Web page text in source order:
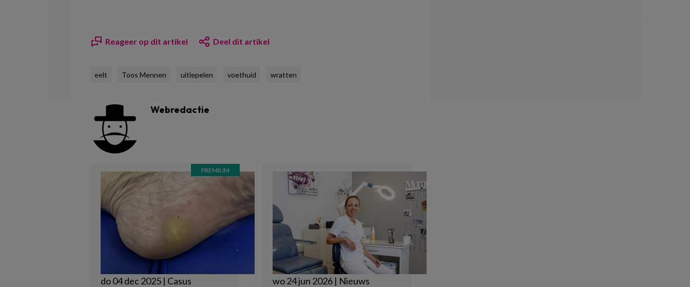
Reageer op dit artikel Deel dit artikel
eelt Toos Mennen uitlepelen voethuid wratten
Webredactie
do 04 dec 2025 | Casus wo 24 jun 2026 | Nieuws